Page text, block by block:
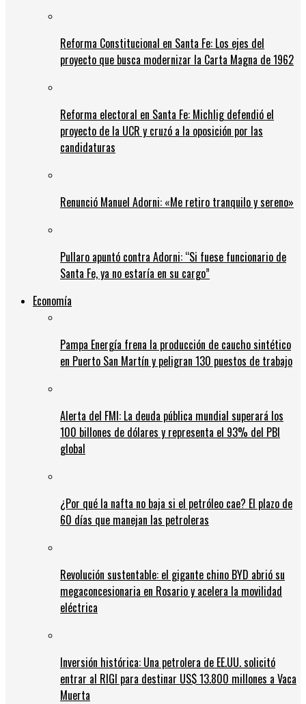
Reforma Constitucional en Santa Fe: Los ejes del
proyecto que busca modernizar la Carta Magna de 1962
Reforma electoral en Santa Fe: Michlig defendió el
proyecto de la UCR y cruzó a la oposición por las
candidaturas
Renunció Manuel Adorni: «Me retiro tranquilo y sereno»
Pullaro apuntó contra Adorni: “Si fuese funcionario de
Santa Fe, ya no estaría en su cargo”
Economía
Pampa Energía frena la producción de caucho sintético
en Puerto San Martín y peligran 130 puestos de trabajo
Alerta del FMI: La deuda pública mundial superará los
100 billones de dólares y representa el 93% del PBI
global
¿Por qué la nafta no baja si el petróleo cae? El plazo de
60 días que manejan las petroleras
Revolución sustentable: el gigante chino BYD abrió su
megaconcesionaria en Rosario y acelera la movilidad
eléctrica
Inversión histórica: Una petrolera de EE.UU. solicitó
entrar al RIGI para destinar US$ 13.800 millones a Vaca
Muerta